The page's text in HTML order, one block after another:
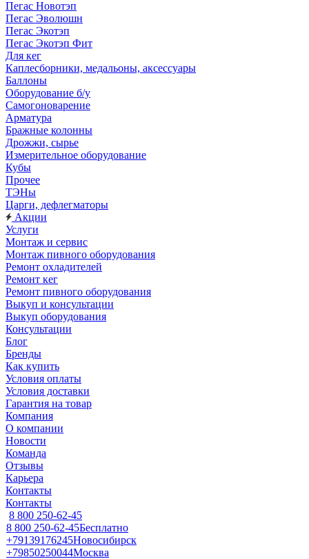
Пегас Новотэп
Пегас Эволюшн
Пегас Экотэп
Пегас Экотэп Фит
Для кег
Каплесборники, медальоны, аксессуары
Баллоны
Оборудование б/у
Самогоноварение
Арматура
Бражные колонны
Дрожжи, сырье
Измерительное оборудование
Кубы
Прочее
ТЭНы
Царги, дефлегматоры
Акции
Услуги
Монтаж и сервис
Монтаж пивного оборудования
Ремонт охладителей
Ремонт кег
Ремонт пивного оборудования
Выкуп и консультации
Выкуп оборудования
Консультации
Блог
Бренды
Как купить
Условия оплаты
Условия доставки
Гарантия на товар
Компания
О компании
Новости
Команда
Отзывы
Карьера
Контакты
Контакты
8 800 250-62-45
8 800 250-62-45Бесплатно
+79139176245Новосибирск
+79850250044Москва